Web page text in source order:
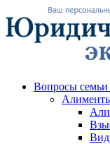
Вопросы семьи